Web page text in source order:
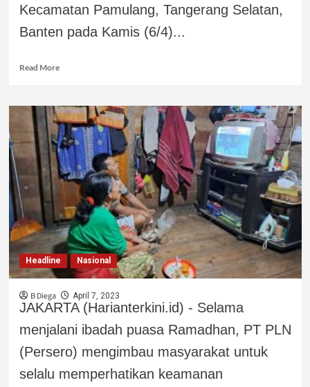
Kecamatan Pamulang, Tangerang Selatan,
Banten pada Kamis (6/4)...
Read More
Headline Nasional
B Diega April 7, 2023
JAKARTA (Harianterkini.id) - Selama
menjalani ibadah puasa Ramadhan, PT PLN
(Persero) mengimbau masyarakat untuk
selalu memperhatikan keamanan